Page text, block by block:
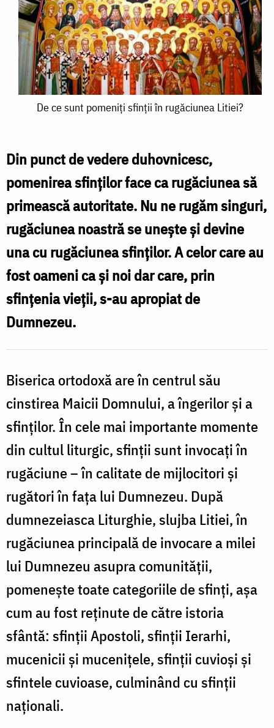
pomeniți
sfinții
în
rugăciunea
Litiei?
De ce sunt pomeniți sfinții în rugăciunea Litiei?
Din punct de vedere duhovnicesc,
pomenirea sfinţilor face ca rugăciunea să
primească autoritate. Nu ne rugăm singuri,
rugăciunea noastră se uneşte şi devine
una cu rugăciunea sfinţilor. A celor care au
fost oameni ca şi noi dar care, prin
sfinţenia vieţii, s-au apropiat de
Dumnezeu.
Biserica ortodoxă are în centrul său
cinstirea Maicii Domnului, a îngerilor şi a
sfinţilor. În cele mai importante momente
din cultul liturgic, sfinţii sunt invocaţi în
rugăciune – în calitate de mijlocitori şi
rugători în faţa lui Dumnezeu. După
dumnezeiasca Liturghie, slujba Litiei, în
rugăciunea principală de invocare a milei
lui Dumnezeu asupra comunităţii,
pomeneşte toate categoriile de sfinţi, aşa
cum au fost reţinute de către istoria
sfântă: sfinţii Apostoli, sfinţii Ierarhi,
mucenicii şi muceniţele, sfinţii cuvioşi şi
sfintele cuvioase, culminând cu sfinţii
naţionali.